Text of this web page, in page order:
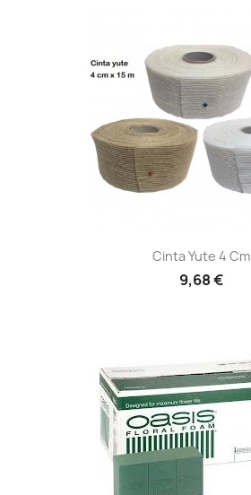
Cinta Yute 4 Cm
9,68 €